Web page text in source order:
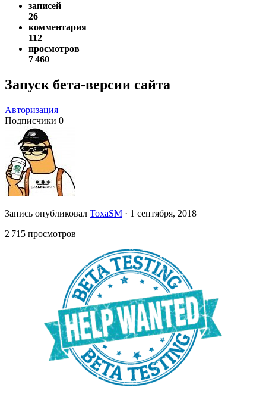
записей
26
комментария
112
просмотров
7 460
Запуск бета-версии сайта
Авторизация
Подписчики 0
Запись опубликовал ToxaSM · 1 сентября, 2018
2 715 просмотров